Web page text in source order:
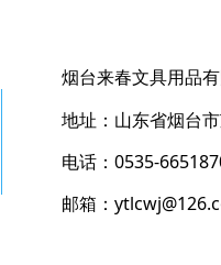
烟台来春文具用品
地址：山东省烟台
电话：0535-
邮箱：